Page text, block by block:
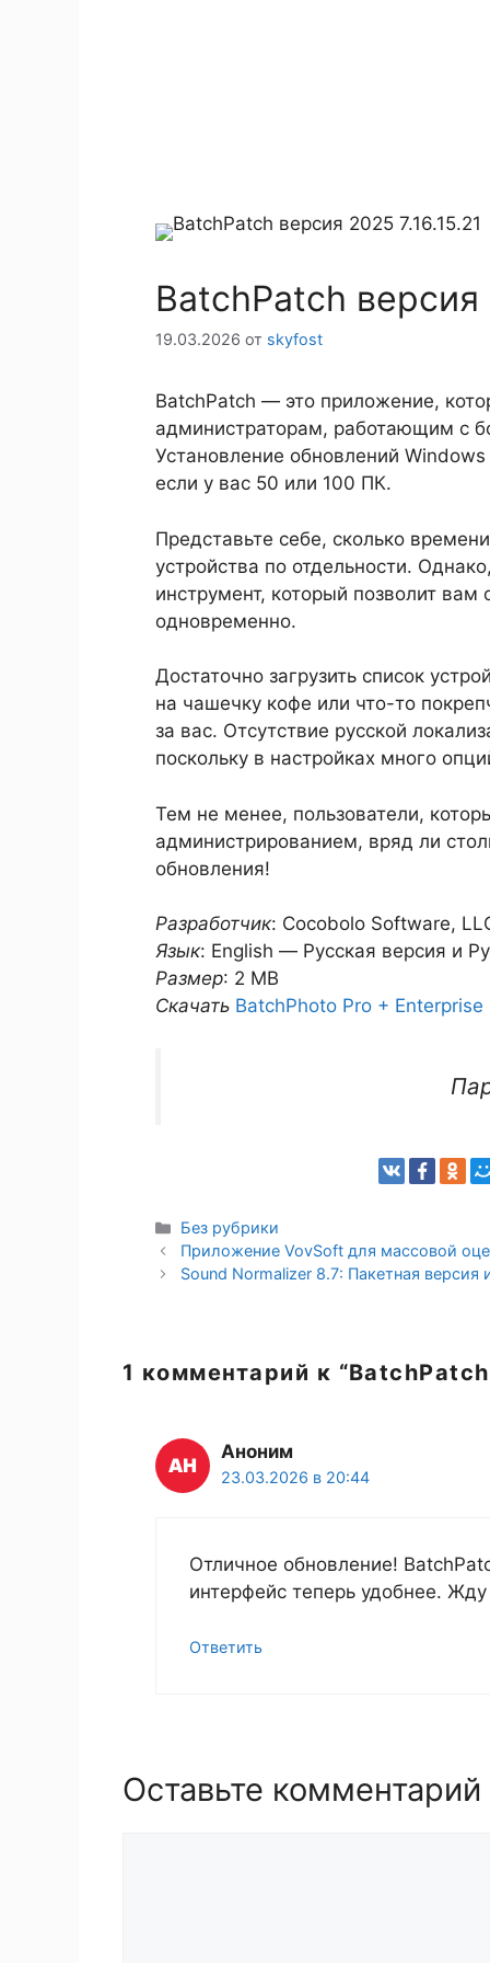
BatchPatch версия
19.03.2026 от skyfost
BatchPatch — это приложение,
администраторам, работающим с
Установление обновлений
если у вас 50 или 100 ПК.
Представьте себе, сколько
устройства по отдельности.
инструмент, который позволит
одновременно.
Достаточно загрузить список
на чашечку кофе или что-то
за вас. Отсутствие русской
поскольку в настройках много
Тем не менее, пользователи,
администрированием, вряд ли
обновления!
Разработчик: Cocobolo Software,
Язык: English — Русская версия и
Размер: 2 MB
Скачать BatchPhoto Pro +
Рубрики
Без рубрики
Приложение VovSoft для массовой
Sound Normalizer 8.7: Пакетная версия
1 комментарий к
Аноним
23.03.2026 в 20:44
Отличное обновление!
интерфейс теперь удобнее.
Ответить
Оставьте комментарий